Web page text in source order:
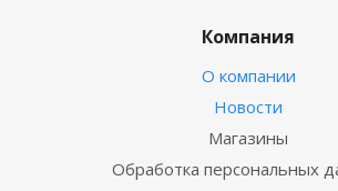
Компания
О компании
Новости
Магазины
Обработка персональных